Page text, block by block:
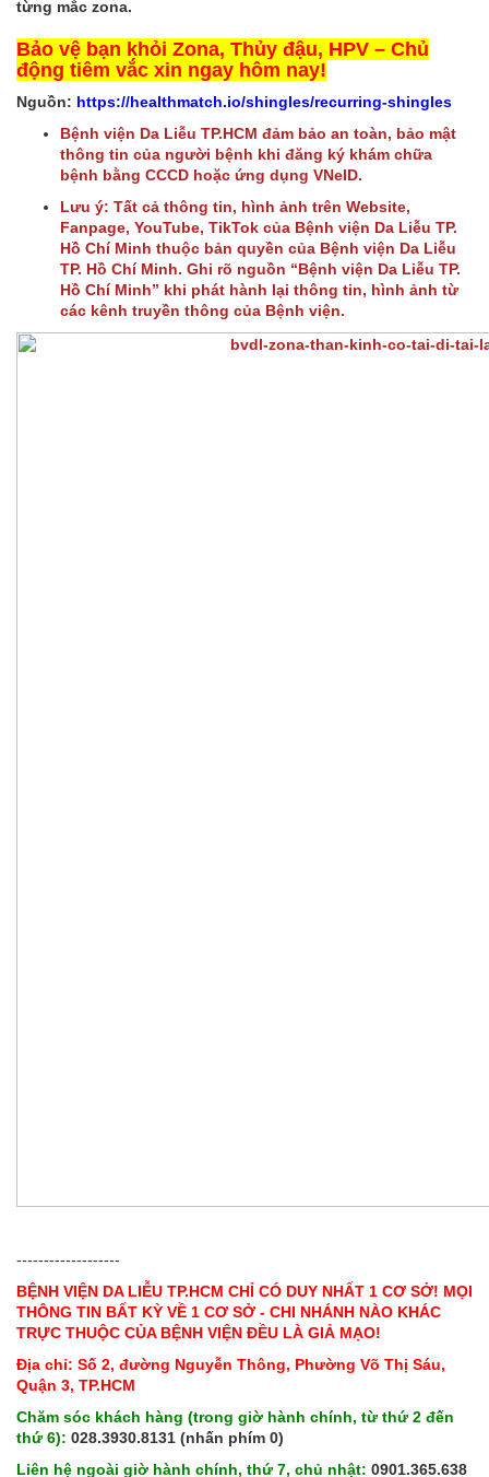
từng mắc zona.
Bảo vệ bạn khỏi Zona, Thủy đậu, HPV – Chủ
động tiêm vắc xin ngay hôm nay!
Nguồn: https://healthmatch.io/shingles/recurring-shingles
Bệnh viện Da Liễu TP.HCM đảm bảo an toàn, bảo mật
thông tin của người bệnh khi đăng ký khám chữa
bệnh bằng CCCD hoặc ứng dụng VNeID.
Lưu ý: Tất cả thông tin, hình ảnh trên Website,
Fanpage, YouTube, TikTok của Bệnh viện Da Liễu TP.
Hồ Chí Minh thuộc bản quyền của Bệnh viện Da Liễu
TP. Hồ Chí Minh. Ghi rõ nguồn “Bệnh viện Da Liễu TP.
Hồ Chí Minh” khi phát hành lại thông tin, hình ảnh từ
các kênh truyền thông của Bệnh viện.
-------------------
BỆNH VIỆN DA LIỄU TP.HCM CHỈ CÓ DUY NHẤT 1 CƠ SỞ! MỌI
THÔNG TIN BẤT KỲ VỀ 1 CƠ SỞ - CHI NHÁNH NÀO KHÁC
TRỰC THUỘC CỦA BỆNH VIỆN ĐỀU LÀ GIẢ MẠO!
Địa chỉ: Số 2, đường Nguyễn Thông, Phường Võ Thị Sáu,
Quận 3, TP.HCM
Chăm sóc khách hàng (trong giờ hành chính, từ thứ 2 đến
thứ 6): 028.3930.8131 (nhấn phím 0)
Liên hệ ngoài giờ hành chính, thứ 7, chủ nhật: 0901.365.638